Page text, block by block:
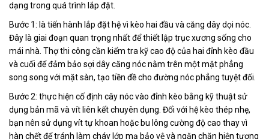
dạng trong quá trình lắp đặt.
Bước 1: là tiến hành lắp đặt hệ vì kèo hai đầu và căng dây dọi nóc.
Đây là giai đoạn quan trọng nhất để thiết lập trục xương sống cho
mái nhà. Thợ thi công cần kiểm tra kỹ cao độ của hai đỉnh kèo đầu
và cuối để đảm bảo sợi dây căng nóc nằm trên một mặt phẳng
song song với mặt sàn, tạo tiền đề cho đường nóc phẳng tuyệt đối.
Bước 2: thực hiện cố định cây nóc vào đỉnh kèo bằng kỹ thuật sử
dụng bản mã và vít liên kết chuyên dụng. Đối với hệ kèo thép nhẹ,
bạn nên sử dụng vít tự khoan hoặc bu lông cường độ cao thay vì
hàn chết để tránh làm cháy lớp mạ bảo vệ và ngăn chặn hiện tượng